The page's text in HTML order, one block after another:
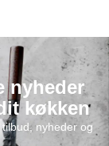
nyheder
køkken
nyheder og